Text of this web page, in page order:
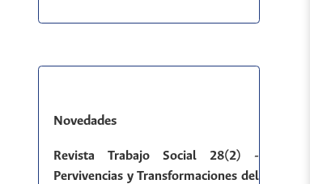
Novedades
Revista Trabajo Social 28(2) -
Pervivencias y Transformaciones del